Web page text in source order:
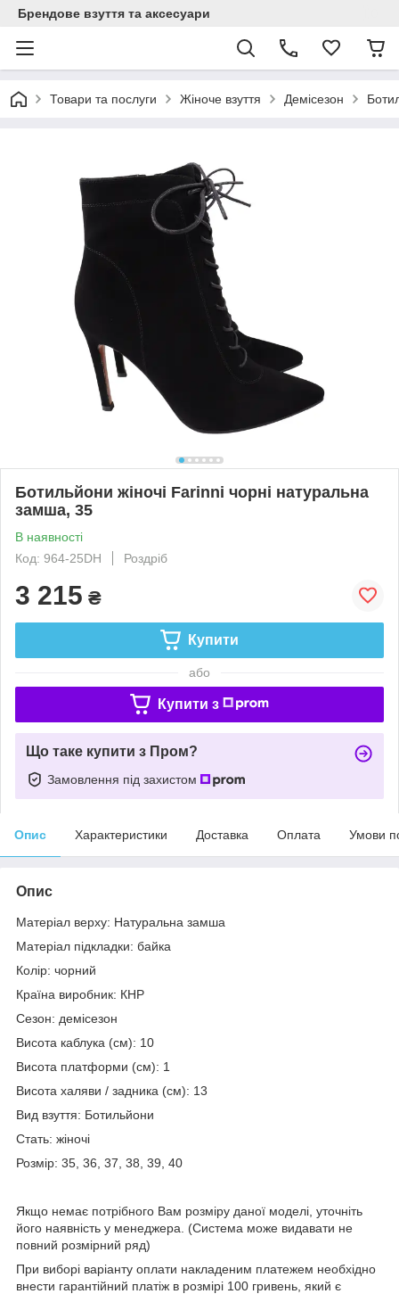
Брендове взуття та аксесуари
Товари та послуги Жіноче взуття Демісезон
Ботильйони жіночі Farinni чорні натуральна
замша, 35
В наявності
Код: 964-25DH
Роздріб
3 215 ₴
Купити
або
Купити з
Що таке купити з Пром?
Замовлення під захистом
Опис Характеристики Доставка Оплата Умови
Опис
Матеріал верху: Натуральна замша
Матеріал підкладки: байка
Колір: чорний
Країна виробник: КНР
Сезон: демісезон
Висота каблука (см): 10
Висота платформи (см): 1
Висота халяви / задника (см): 13
Вид взуття: Ботильйони
Стать: жіночі
Розмір: 35, 36, 37, 38, 39, 40
Якщо немає потрібного Вам розміру даної моделі, уточніть
його наявність у менеджера. (Система може видавати не
повний розмірний ряд)
При виборі варіанту оплати накладеним платежем необхідно
внести гарантійний платіж в розмірі 100 гривень, який є